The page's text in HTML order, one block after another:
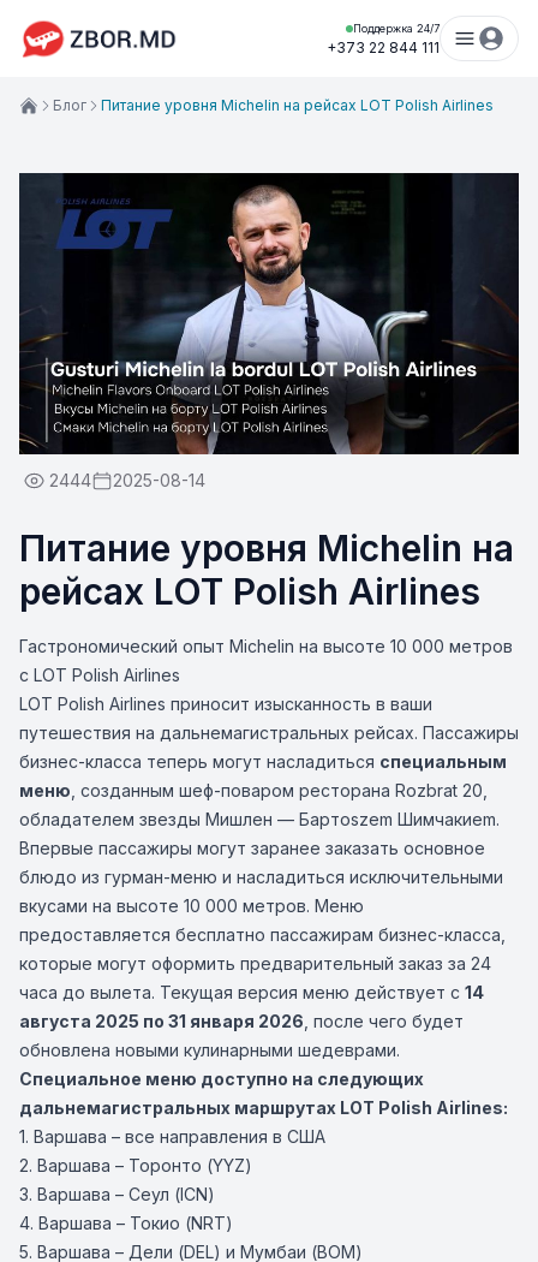
Поддержка 24/7
+373 22 844 111
Блог Питание уровня Michelin на рейсах LOT Polish Airlines
2444 2025-08-14
Питание уровня Michelin на
рейсах LOT Polish Airlines
Гастрономический опыт Michelin на высоте 10 000 метров
с LOT Polish Airlines
LOT Polish Airlines приносит изысканность в ваши
путешествия на дальнемагистральных рейсах. Пассажиры
бизнес-класса теперь могут насладиться специальным
меню , созданным шеф-поваром ресторана Rozbrat 20,
обладателем звезды Мишлен — Бартoszem Шимчакиem.
Впервые пассажиры могут заранее заказать основное
блюдо из гурман-меню и насладиться исключительными
вкусами на высоте 10 000 метров. Меню
предоставляется бесплатно пассажирам бизнес-класса,
которые могут оформить предварительный заказ за 24
часа до вылета. Текущая версия меню действует с 14
августа 2025 по 31 января 2026 , после чего будет
обновлена новыми кулинарными шедеврами.
Специальное меню доступно на следующих
дальнемагистральных маршрутах LOT Polish Airlines:
1. Варшава – все направления в США
2. Варшава – Торонто (YYZ)
3. Варшава – Сеул (ICN)
4. Варшава – Токио (NRT)
5. Варшава – Дели (DEL) и Мумбаи (BOM)